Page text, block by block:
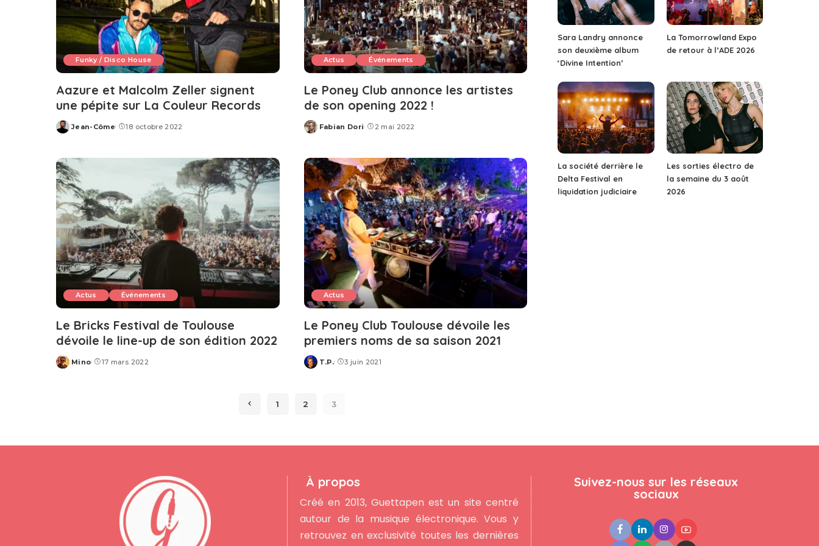
Funky / Disco House
Aazure et Malcolm Zeller signent
une pépite sur La Couleur Records
Posted
Jean-Côme 18 octobre 2022
Actus Événements
Le Poney Club annonce les artistes
de son opening 2022 !
Posted
Fabian Dori 2 mai 2022
Actus Événements
Le Bricks Festival de Toulouse
dévoile le line-up de son édition 2022
Posted
Mino 17 mars 2022
Actus
Le Poney Club Toulouse dévoile les
premiers noms de sa saison 2021
Posted
T.P. 3 juin 2021
1 2 3
Sara Landry annonce
son deuxième album
‘Divine Intention’
La Tomorrowland Expo
de retour à l’ADE 2026
La société derrière le
Delta Festival en
liquidation judiciaire
Les sorties électro de
la semaine du 3 août
2026
À propos
Créé en 2013, Guettapen est un site centré
autour de la musique électronique. Vous y
retrouvez en exclusivité toutes les dernières
Suivez-nous sur les réseaux
sociaux